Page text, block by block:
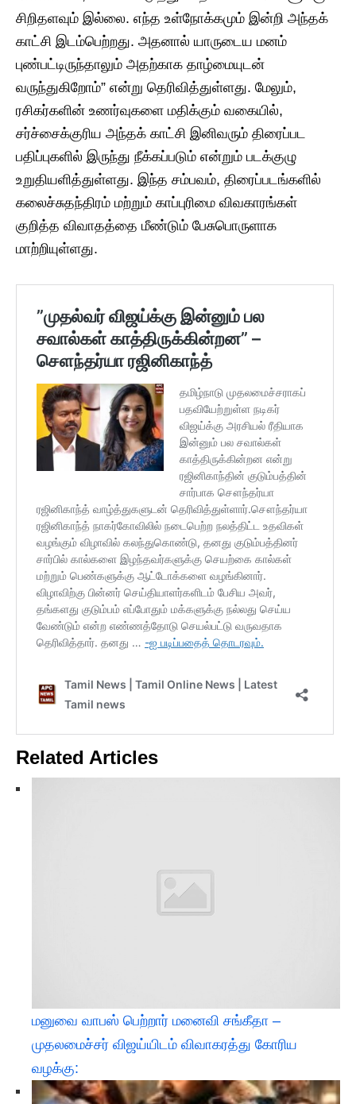
சிறிதளவும் இல்லை. எந்த உள்நோக்கமும் இன்றி அந்தக்
காட்சி இடம்பெற்றது. அதனால் யாருடைய மனம்
புண்பட்டிருந்தாலும் அதற்காக தாழ்மையுடன்
வருந்துகிறோம்” என்று தெரிவித்துள்ளது. மேலும்,
ரசிகர்களின் உணர்வுகளை மதிக்கும் வகையில்,
சர்ச்சைக்குரிய அந்தக் காட்சி இனிவரும் திரைப்பட
பதிப்புகளில் இருந்து நீக்கப்படும் என்றும் படக்குழு
உறுதியளித்துள்ளது. இந்த சம்பவம், திரைப்படங்களில்
கலைச்சுதந்திரம் மற்றும் காப்புரிமை விவகாரங்கள்
குறித்த விவாதத்தை மீண்டும் பேசுபொருளாக
மாற்றியுள்ளது.
Related Articles
மனுவை வாபஸ் பெற்றார் மனைவி சங்கீதா –
முதலமைச்சர் விஜய்யிடம் விவாகரத்து கோரிய
வழக்கு: